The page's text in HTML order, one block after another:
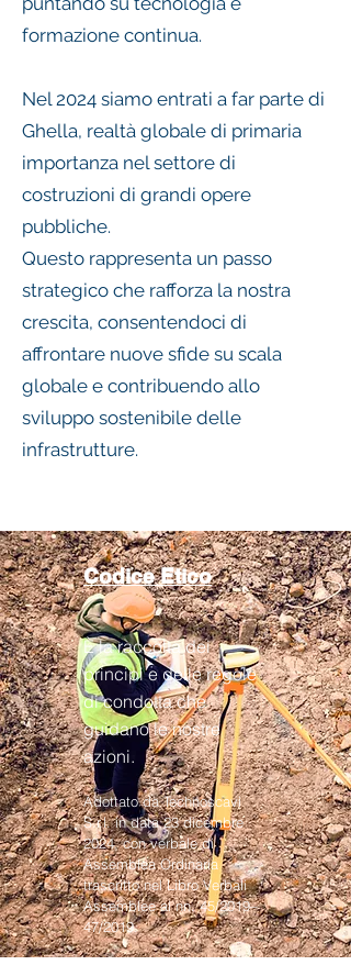
formazione continua.
Nel 2024 siamo entrati a far parte di
Ghella, realtà globale di primaria
importanza nel settore di
costruzioni di grandi opere
pubbliche.
Questo rappresenta un passo
strategico che rafforza la nostra
crescita, consentendoci di
affrontare nuove sfide su scala
globale e contribuendo allo
sviluppo sostenibile delle
infrastrutture.
Codice Etico
È la raccolta dei
principi e delle regole
di condotta che
guidano le nostre
azioni.
Adottato da Technoscavi
S.r.l. in data 23 dicembre
2024, con verbale di
Assemblea Ordinaria
trascritto nel Libro Verbali
Assemblee ai nn. 45/2019–
47/2019.